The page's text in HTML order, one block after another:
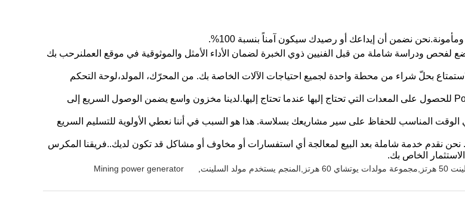
لفحص ودراسة شاملة من قبل الفنيين ذوي الخبرة لضمان الأداء الأمثل والموثوقية في موقع العملنرحب بك
بحلّ شراء من محطة واحدة لجميع احتياجات الآلات الخاصة بك. من المحرّك، المولد،لوحة التحكم
4مخزون واسع: مع معظم الآلات في المخزون، يمكنك الاعتماد على Powerplus للحصول على المعدات التي تحتاج إليها عندما تحتاج إليها.لدينا مخزون واسع يضمن الوصول السريع إلى
الوقت المناسب للحفاظ على سير مشاريعك بسلاسة. هذا هو السبب في أننا نعطي الأولوية للتسليم السريع
نحن نقدم خدمة شاملة بعد البيع لمعالجة أي استفسارات أو مخاوف أو مشاكل قد تكون لديك..فريقنا المكرس
الخاص بك.
يستخدم مولد السلينت Mining power generator